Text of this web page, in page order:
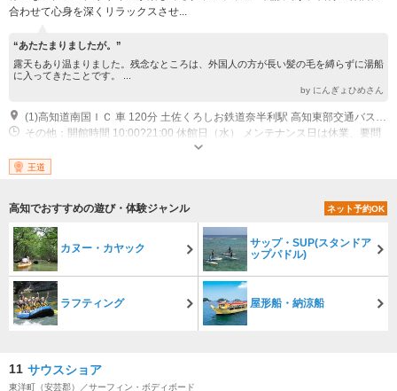
合わせて心身を深くリラックスさせ...
“あたたまりましたが。”
露天もあり温まりました。残念なところは、外国人の方が長い髪の毛を縛らずに湯船
に入ってきたことです。 ...
by にんぎょひめさん
(1)高知道南国ＩＣ 車 120分 土佐くろしお鉄道奈半利駅 高知東部交通バス甲浦行きなど 60分 シレストむろと下車すぐ
その他：開館時間 10:00?21:00 休館日（水） メンテナンス日は休業、要問
王道
高知でおすすめの遊び・体験ジャンル ネット予約OK
カヌー・カヤック
サップ・SUP(スタンドア
ップパドル)
ラフティング 屋形船・納涼船
11 サウスショア
東洋町（安芸郡）／サーフィン・ボディボード